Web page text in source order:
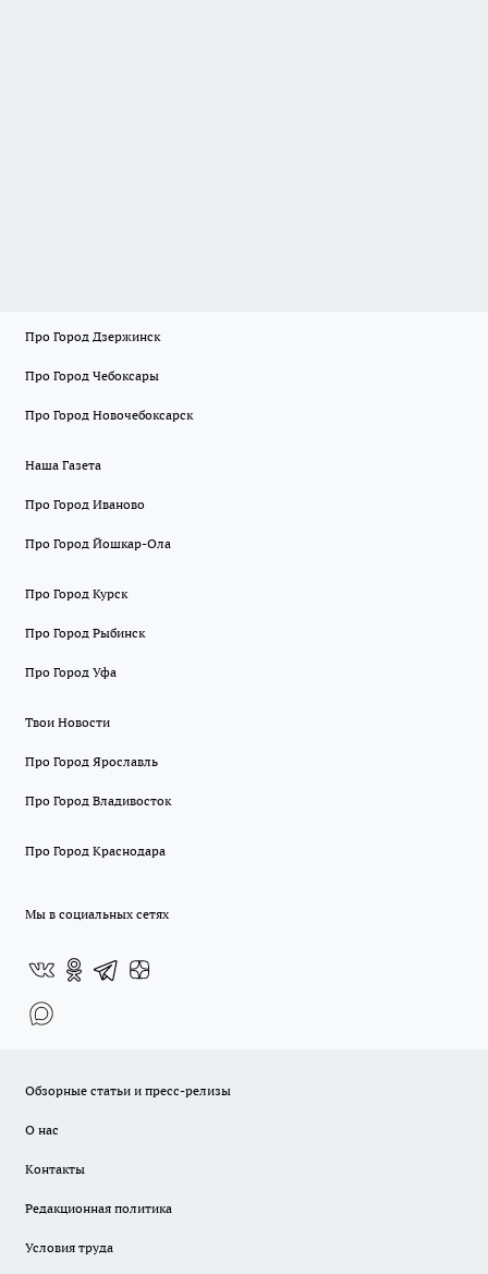
Про Город Дзержинск
Про Город Чебоксары
Про Город Новочебоксарск
Наша Газета
Про Город Иваново
Про Город Йошкар-Ола
Про Город Курск
Про Город Рыбинск
Про Город Уфа
Твои Новости
Про Город Ярославль
Про Город Владивосток
Про Город Краснодара
Мы в социальных сетях
Обзорные статьи и пресс-релизы
О нас
Контакты
Редакционная политика
Условия труда